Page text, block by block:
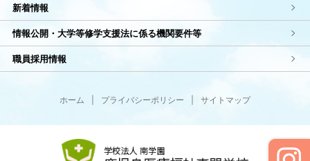
新着情報
情報公開・大学等修学支援法に係る機関要件等
職員採用情報
ホーム プライバシーポリシー サイトマップ